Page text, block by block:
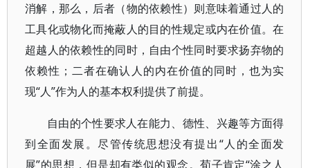
消解，那么，后者（物的依赖性）则意味着通过人的
工具化或物化而掩蔽人的目的性规定或内在价值。在
超越人的依赖性的同时，自由个性同时要求扬弃物的
依赖性；二者在确认人的内在价值的同时，也为实
现“人”作为人的基本权利提供了前提。
自由的个性要求人在能力、德性、兴趣等方面得
到全面发展。尽管传统思想没有提出“人的全面发
展”的思想，但是却有类似的观念。荀子肯定“涂之人